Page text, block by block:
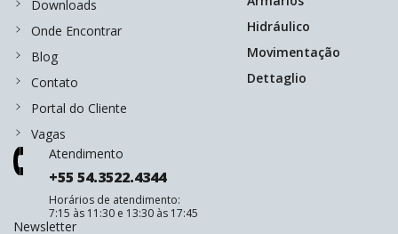
Downloads
Onde Encontrar
Blog
Contato
Portal do Cliente
Vagas
Hidráulico
Movimentação
Dettaglio
Atendimento
+55 54.3522.4344
Horários de atendimento:
7:15 às 11:30 e 13:30 às 17:45
Newsletter